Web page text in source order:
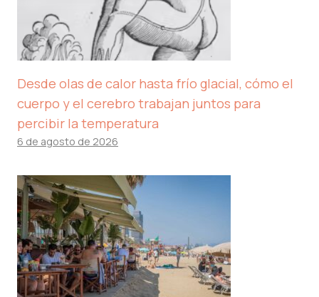
Desde olas de calor hasta frío glacial, cómo el
cuerpo y el cerebro trabajan juntos para
percibir la temperatura
6 de agosto de 2026